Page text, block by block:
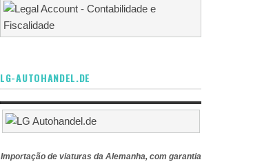
LG-AUTOHANDEL.DE
Importação de viaturas da Alemanha, com garantia